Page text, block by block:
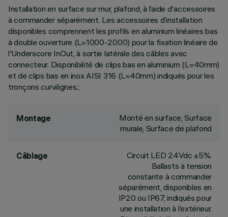
Installation en surface sur mur, plafond, à l’aide d'accessoires
à commander séparément. Les accessoires d’installation
disponibles comprennent les profils en aluminium linéaires bas
à double ouverture (L=1000-2000) pour la fixation linéaire de
l'Underscore InOut, à sortie latérale des câbles avec
connecteur. Disponibilité de clips bas en aluminium (L=40mm)
et de clips bas en inox AISI 316 (L=40mm) indiqués pour les
tronçons curvilignes.;
Montage
Monté en surface, Surface
murale, Surface de plafond
Câblage
Circuit LED 24Vdc ±5%.
Ballasts à tension
constante à commander
séparément, disponibles en
IP20 ou IP67, indiqués pour
une installation à l’extérieur.